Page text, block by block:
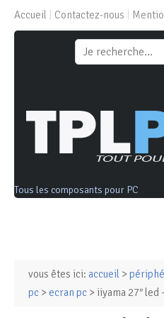
Accueil Contactez-nous
Tous les composants pour PC
Ordinateurs
vous êtes ici: accueil >
pc > ecran pc > iiyama 27″